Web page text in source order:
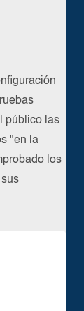
público las
"en la
los